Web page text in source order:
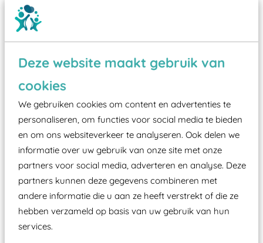
Deze website maakt gebruik van
cookies
We gebruiken cookies om content en advertenties te
personaliseren, om functies voor social media te bieden
en om ons websiteverkeer te analyseren. Ook delen we
informatie over uw gebruik van onze site met onze
partners voor social media, adverteren en analyse. Deze
partners kunnen deze gegevens combineren met
andere informatie die u aan ze heeft verstrekt of die ze
hebben verzameld op basis van uw gebruik van hun
services.
Wist je dat:
Vanaf een valhoogte van 1,5 meter een speciale
valondergrond onder speeltoestellen verplicht is
zoals kunstgras, rubber tegels of boomschors?
Elk speeltoestel in de openbare ruimte voorzien
moet zijn van een typekeuring, -plaatje en
certificering, uitgegeven door een Nederlands
aangewezen keuringsinstantie?